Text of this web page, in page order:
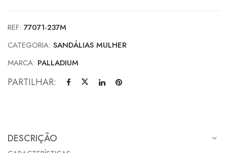
REF: 77071-237M
CATEGORIA: SANDÁLIAS MULHER
MARCA: PALLADIUM
PARTILHAR:
DESCRIÇÃO